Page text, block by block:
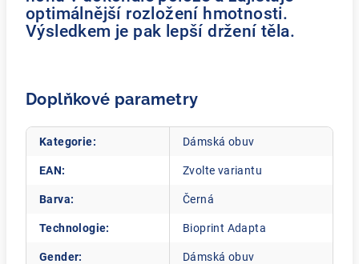
optimálnější rozložení hmotnosti.
Výsledkem je pak lepší držení těla.
Doplňkové parametry
Kategorie: Dámská obuv
EAN: Zvolte variantu
Barva: Černá
Technologie: Bioprint Adapta
Gender: Dámská obuv